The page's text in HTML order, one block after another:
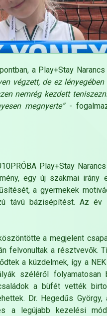
a Play+Stay
végzett, de ez
nemrég kezdett
megnyerte” -
Play+Stay
egy új szakmai irány
a gyermekek
távú bázisépítést. Az év
a megjelent
felvonultak a résztvevők.
a küzdelmek, így a
széléről folyamatosan
a büfét vették
Dr. Hegedűs
a legújabb kezelési